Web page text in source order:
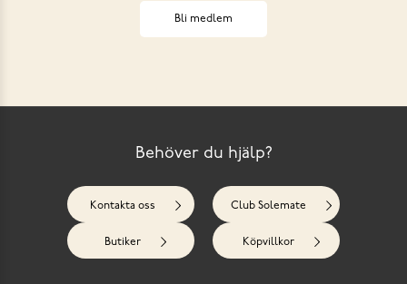
Bli medlem
Behöver du hjälp?
Kontakta oss Club Solemate
Butiker Köpvillkor